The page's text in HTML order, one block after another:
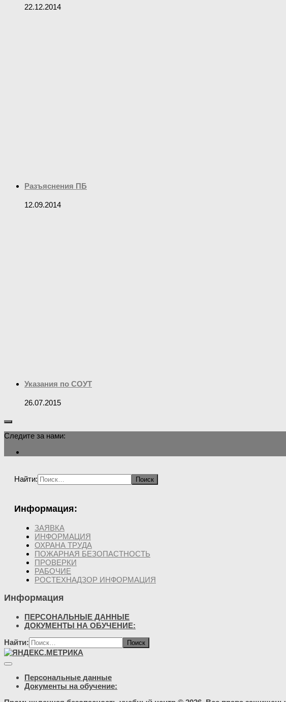
22.12.2014
Разъяснения ПБ
12.09.2014
Указания по СОУТ
26.07.2015
Следите за нами:
Найти:
Информация:
ЗАЯВКА
ИНФОРМАЦИЯ
ОХРАНА ТРУДА
ПОЖАРНАЯ БЕЗОПАСТНОСТЬ
ПРОВЕРКИ
РАБОЧИЕ
РОСТЕХНАДЗОР ИНФОРМАЦИЯ
Информация
ПЕРСОНАЛЬНЫЕ ДАННЫЕ
ДОКУМЕНТЫ НА ОБУЧЕНИЕ:
Найти:
Персональные данные
Документы на обучение: